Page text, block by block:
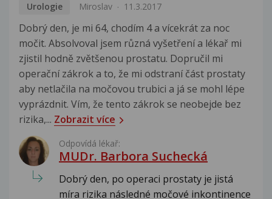
Urologie Miroslav 11.3.2017
Dobrý den, je mi 64, chodím 4 a vícekrát za noc
močit. Absolvoval jsem různá vyšetření a lékař mi
zjistil hodně zvětšenou prostatu. Dopručil mi
operační zákrok a to, že mi odstraní část prostaty
aby netlačila na močovou trubici a já se mohl lépe
vyprázdnit. Vím, že tento zákrok se neobejde bez
rizika,... Zobrazit více
Odpovídá lékař:
MUDr. Barbora Suchecká
Dobrý den, po operaci prostaty je jistá
míra rizika následné močové inkontinence